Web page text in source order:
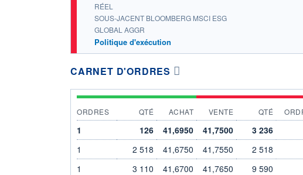
RÉEL
SOUS-JACENT BLOOMBERG MSCI ESG
GLOBAL AGGR
Politique d'exécution
CARNET D'ORDRES
ORDRES QTÉ ACHAT VENTE QTÉ
1 126 41,6950 41,7500 3 236
1
2 518 41,6750 41,7550 2 518
1
3 110 41,6700 41,7650 9 590